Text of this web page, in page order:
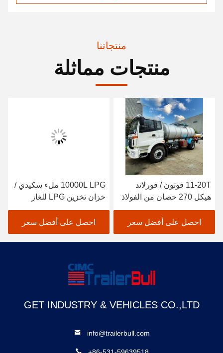
منتجاتنا
منتجات مماثلة
11-20T فوتون / فورلاند
هيكل 270 حصان من الفولاذ
المقاوم للصدأ SS304 ناقل
للماء وتوصيل الطعام
احصل على أفضل سعر
10000L LPG ملء سكيدي /
خزان تخزين LPG للغاز
البترولي المسال
احصل على أفضل سعر
GET INDUSTRY & VEHICLES CO.,LTD
info@trailerbull.com